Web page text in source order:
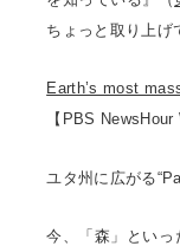
ちょっと取り上げ
Earth’s most
【PBS
ユタ州に広がる
今、「森」といっ